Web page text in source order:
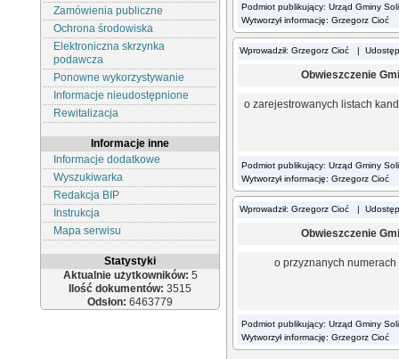
Zamówienia publiczne
Ochrona środowiska
Elektroniczna skrzynka
podawcza
Ponowne wykorzystywanie
Informacje nieudostępnione
Rewitalizacja
Informacje inne
Informacje dodatkowe
Wyszukiwarka
Redakcja BIP
Instrukcja
Mapa serwisu
Statystyki
Aktualnie użytkowników: 5
Ilość dokumentów: 3515
Odsłon: 6463779
Podmiot publikujący: Urząd Gminy
Wytworzył informację: Grzegorz Cioć
Wprowadził: Grzegorz Cioć |
Obwieszczenie
o zarejestrowanych listach
Podmiot publikujący: Urząd Gminy
Wytworzył informację: Grzegorz Cioć
Wprowadził: Grzegorz Cioć |
Obwieszczenie
o przyznanych
Podmiot publikujący: Urząd Gminy
Wytworzył informację: Grzegorz Cioć